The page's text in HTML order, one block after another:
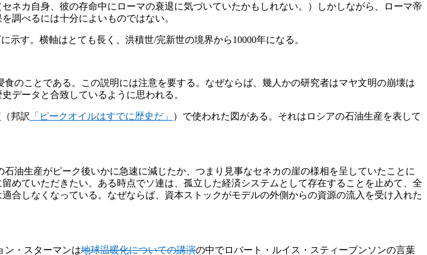
ネカ自身、彼の存命中にローマの衰退に気づいていたかもしれない。）しかしながら、ローマ帝
調べるには十分によいものではない。
す。横軸はとても長く、洪積世/完新世の境界から10000年になる。
のことである。この説明には注意を要する。なぜならば、幾人かの研究者はマヤ文明の崩壊は
データと合致しているように思われる。
（邦訳 「ピークオイルはすでに歴史だ」
）で使われた図がある。それはロシアの石油生産を表して
油生産がピーク後いかに急速に減じたか、つまり見事なセネカの崖の様相を呈していたことに
めていただきたい。ある時点でソ連は、孤立した経済システムとして存在することを止めて、全
合しなくなっている。なぜならば、資本ストックがモデルの外側からの資源の流入を受け入れた
ン・スターマンは地球温暖化についての講演の中でロバート・ルイス・スティーブンソンの言葉